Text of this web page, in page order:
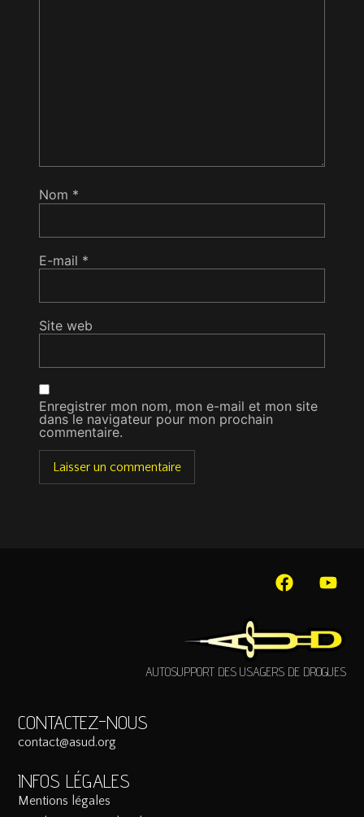
Nom *
E-mail *
Site web
Enregistrer mon nom, mon e-mail et mon site
dans le navigateur pour mon prochain
commentaire.
AUTOSUPPORT DES USAGERS DE DROGUES
CONTACTEZ-NOUS
contact@asud.org
INFOS LÉGALES
Mentions légales